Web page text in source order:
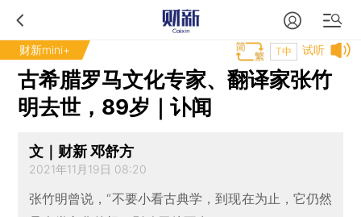
财新mini+ 试听
T中
古希腊罗马文化专家、翻译家张竹
明去世，89岁｜讣闻
文｜财新 邓舒方
2021年11月19日 08:20
张竹明曾说，“不要小看古典学，到现在为止，它仍然